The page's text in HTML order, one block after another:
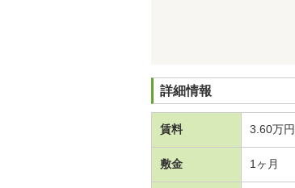
詳細情報
賃料 3.60万円
敷金 1ヶ月